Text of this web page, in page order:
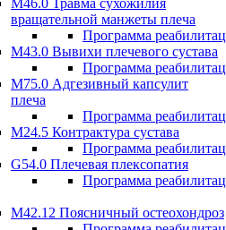
М46.0 Травма сухожилия
вращательной манжеты плеча
Программа
M43.0 Вывихи плечевого сустава
Программа
М75.0 Адгезивный капсулит
плеча
Программа
M24.5 Контрактура сустава
Программа
G54.0 Плечевая плексопатия
Программа
М42.12 Поясничный остеохондроз